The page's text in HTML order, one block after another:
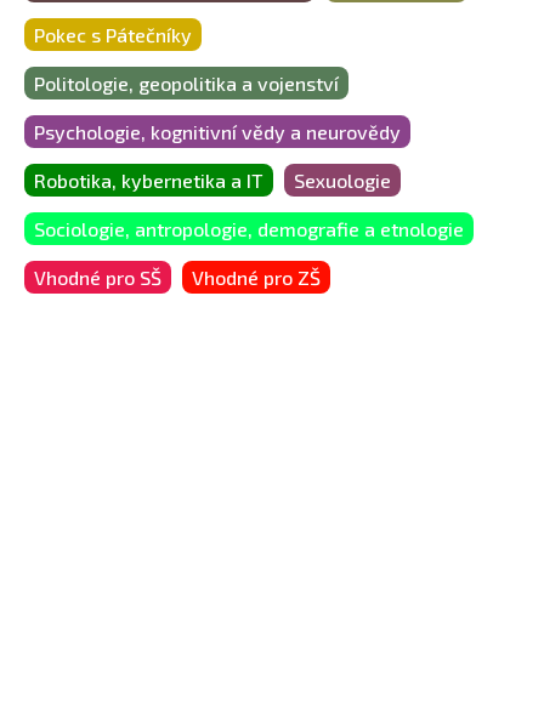
Pokec s Pátečníky
Politologie, geopolitika a vojenství
Psychologie, kognitivní vědy a neurovědy
Robotika, kybernetika a IT Sexuologie
Sociologie, antropologie, demografie a etnologie
Vhodné pro SŠ Vhodné pro ZŠ